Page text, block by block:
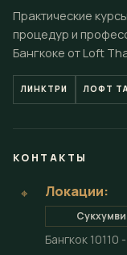
Практические
процедур и
Бангкоке от Loft
ЛИНКТРИ ЛОФТ
КОНТАКТЫ
⌖ Локации:
Бангкок 10110